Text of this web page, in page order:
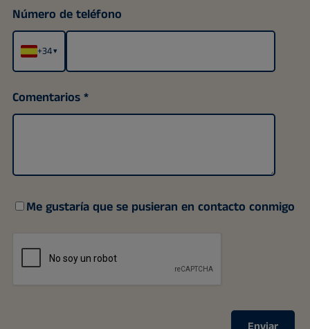
Número de teléfono
+34▾
Comentarios
Me gustaría que se pusieran en contacto conmigo